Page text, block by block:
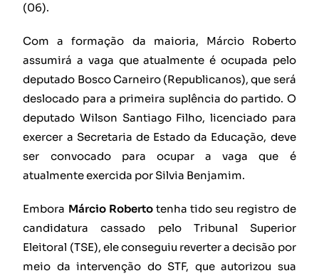
(06).
Com a formação da maioria, Márcio Roberto
assumirá a vaga que atualmente é ocupada pelo
deputado Bosco Carneiro (Republicanos), que será
deslocado para a primeira suplência do partido. O
deputado Wilson Santiago Filho, licenciado para
exercer a Secretaria de Estado da Educação, deve
ser convocado para ocupar a vaga que é
atualmente exercida por Silvia Benjamim.
Embora Márcio Robertotenha tido seu registro de
candidatura cassado pelo Tribunal Superior
Eleitoral (TSE), ele conseguiu reverter a decisão por
meio da intervenção do STF, que autorizou sua